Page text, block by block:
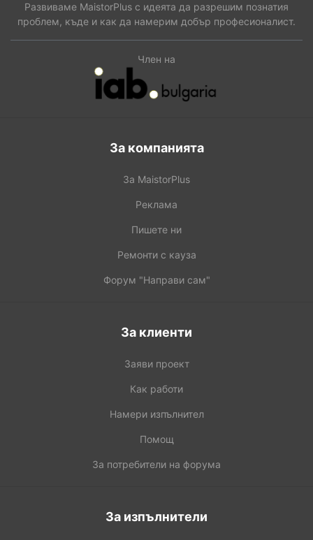
Развиваме MaistorPlus с идеята да разрешим познатия
проблем, къде и как да намерим добър професионалист.
Член на
За компанията
За MaistorPlus
Реклама
Пишете ни
Ремонти с кауза
Форум "Направи сам"
За клиенти
Заяви проект
Как работи
Намери изпълнител
Помощ
За потребители на форума
За изпълнители